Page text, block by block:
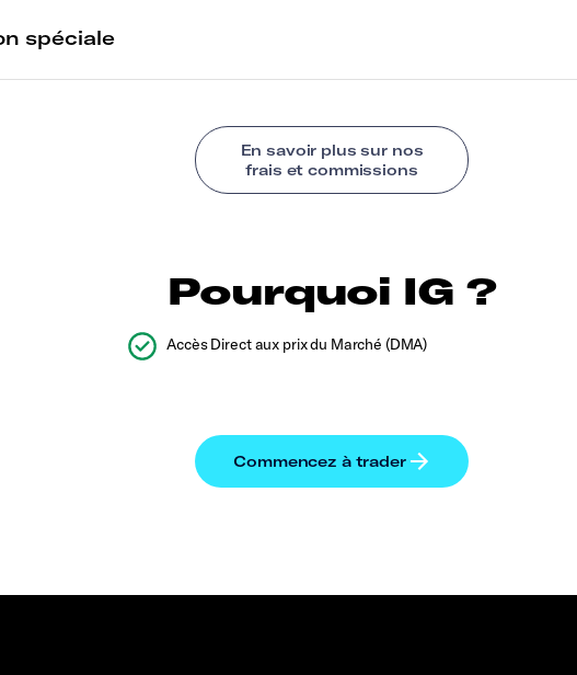
Pourquoi IG ?
Accès Direct aux prix du Marché (DMA)